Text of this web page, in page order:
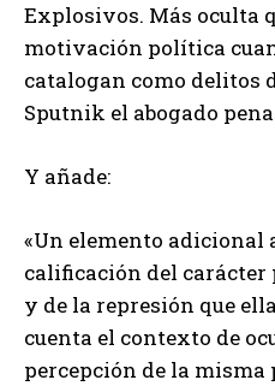
Explosivos. Más oculta
motivación política
catalogan como delitos
Sputnik el abogado
Y añade:
«Un elemento adicional
calificación del carácter
y de la represión que
cuenta el contexto de
percepción de la misma